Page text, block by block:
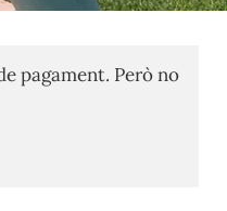
pagament. Però no